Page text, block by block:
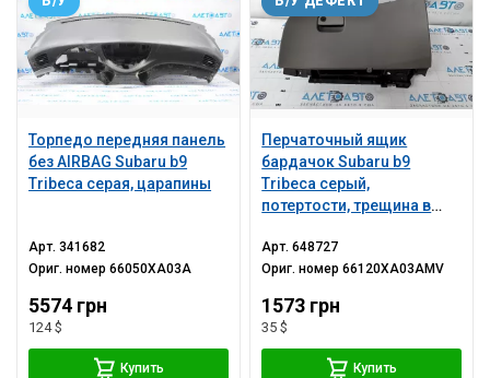
Торпедо передняя панель
без AIRBAG Subaru b9
Tribeca серая, царапины
Арт.341682
Ориг. номер66050XA03A
5574 грн
124 $
Купить
Перчаточный ящик
бардачок Subaru b9
Tribeca серый,
потертости, трещина в
Арт.648727
Ориг. номер66120XA03AMV
1573 грн
35 $
Купить